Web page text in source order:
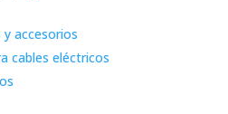
y accesorios
cables eléctricos